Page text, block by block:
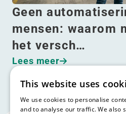
Geen
mensen: waarom
het versch…
Lees meer
This website uses
We use cookies to personalise
and to analyse our traffic. We also